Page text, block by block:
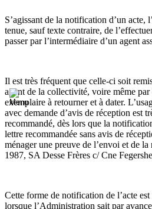
S’agissant de la notification d’un acte,
tenue, sauf texte contraire, de
passer par l’intermédiaire d’un agent
Il est très fréquent que celle-ci soit
agent de la collectivité, voire même
exemplaire à retourner et à dater.
avec demande d’avis de réception est
recommandé, dès lors que la
lettre recommandée sans avis de
ménager une preuve de l’envoi et de
1987, SA Desse Frères c/ Cne
Cette forme de notification de l’acte
lorsque l’Administration sait par